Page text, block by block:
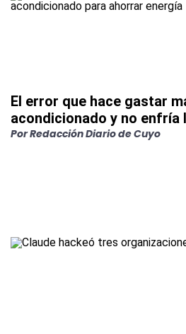
El error que hace gastar
acondicionado y no enfría
PorRedacción Diario de Cuyo